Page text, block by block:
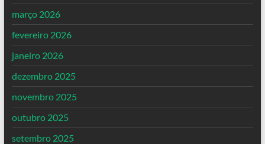
março 2026
fevereiro 2026
janeiro 2026
dezembro 2025
novembro 2025
outubro 2025
setembro 2025